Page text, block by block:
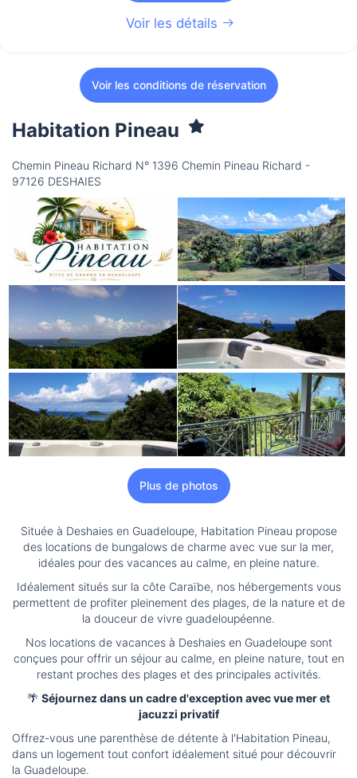
Voir les détails
Voir les conditions de réservation
Habitation Pineau
Chemin Pineau Richard N° 1396 Chemin Pineau Richard -
97126 DESHAIES
Plus de photos
Située à Deshaies en Guadeloupe, Habitation Pineau propose
des locations de bungalows de charme avec vue sur la mer,
idéales pour des vacances au calme, en pleine nature.
Idéalement situés sur la côte Caraïbe, nos hébergements vous
permettent de profiter pleinement des plages, de la nature et de
la douceur de vivre guadeloupéenne.
Nos locations de vacances à Deshaies en Guadeloupe sont
conçues pour offrir un séjour au calme, en pleine nature, tout en
restant proches des plages et des principales activités.
🌴 Séjournez dans un cadre d'exception avec vue mer et
jacuzzi privatif
Offrez-vous une parenthèse de détente à l'Habitation Pineau,
dans un logement tout confort idéalement situé pour découvrir
la Guadeloupe.